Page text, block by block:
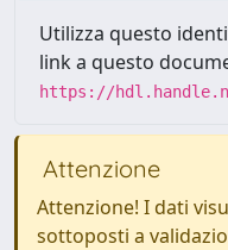
Utilizza questo
link a questo
https://
Attenzione
Attenzione! I dati
sottoposti a